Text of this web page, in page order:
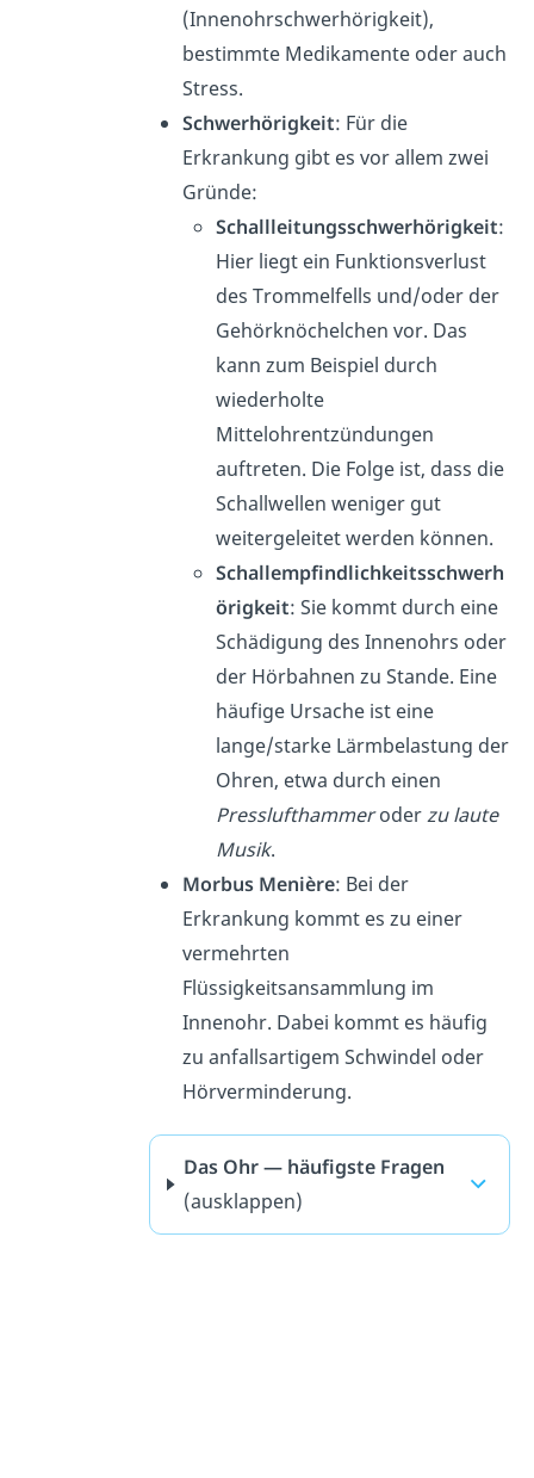
(Innenohrschwerhörigkeit),
bestimmte Medikamente oder auch
Stress.
Schwerhörigkeit: Für die
Erkrankung gibt es vor allem zwei
Gründe:
Schallleitungsschwerhörigkeit:
Hier liegt ein Funktionsverlust
des Trommelfells und/oder der
Gehörknöchelchen vor. Das
kann zum Beispiel durch
wiederholte
Mittelohrentzündungen
auftreten. Die Folge ist, dass die
Schallwellen weniger gut
weitergeleitet werden können.
Schallempfindlichkeitsschwerh
örigkeit: Sie kommt durch eine
Schädigung des Innenohrs oder
der Hörbahnen zu Stande. Eine
häufige Ursache ist eine
lange/starke Lärmbelastung der
Ohren, etwa durch einen
Presslufthammeroderzu laute
Musik.
Morbus Menière: Bei der
Erkrankung kommt es zu einer
vermehrten
Flüssigkeitsansammlung im
Innenohr. Dabei kommt es häufig
zu anfallsartigem Schwindel oder
Hörverminderung.
Das Ohr — häufigste Fragen
(ausklappen)